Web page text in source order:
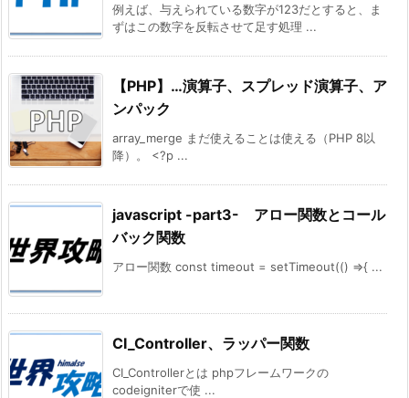
例えば、与えられている数字が123だとすると、ま
ずはこの数字を反転させて足す処理 ...
【PHP】…演算子、スプレッド演算子、ア
ンパック
array_merge まだ使えることは使える（PHP 8以
降）。 <?p ...
javascript -part3- アロー関数とコール
バック関数
アロー関数 const timeout = setTimeout(() =>{ ...
CI_Controller、ラッパー関数
CI_Controllerとは phpフレームワークの
codeigniterで使 ...